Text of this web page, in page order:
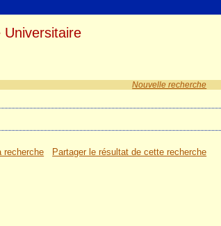
Nouvelle recherche
recherche Partager le résultat de cette recherche
Universitaire